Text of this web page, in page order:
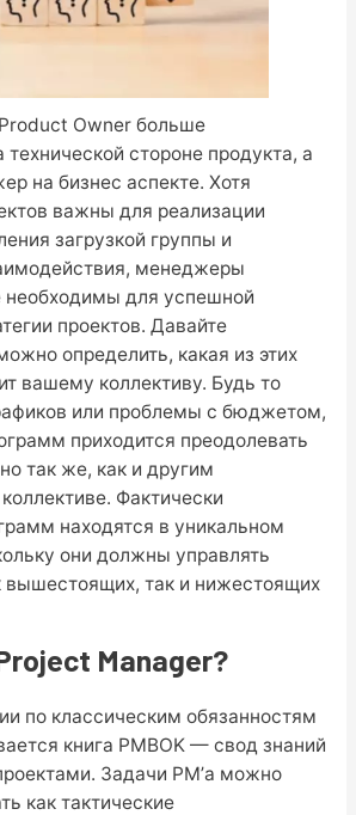
Owner больше
стороне продукта, а
на бизнес аспекте. Хотя
важны для реализации
загрузкой группы и
менеджеры
для успешной
проектов. Давайте
определить, какая из этих
вашему коллективу. Будь то
или проблемы с бюджетом,
приходится преодолевать
так же, как и другим
Фактически
находятся в уникальном
они должны управлять
так и нижестоящих
Manager?
по классическим обязанностям
книга PMBOK — свод знаний
Задачи PM’а можно
как тактические